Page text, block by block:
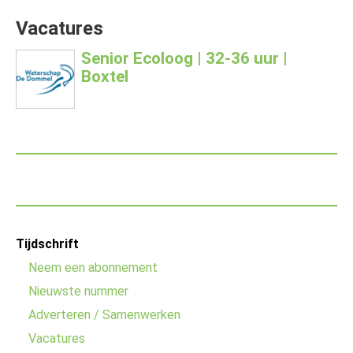
Vacatures
Senior Ecoloog | 32-36 uur |
Boxtel
Footer
menu
Tijdschrift
Neem een abonnement
Nieuwste nummer
Adverteren / Samenwerken
Vacatures